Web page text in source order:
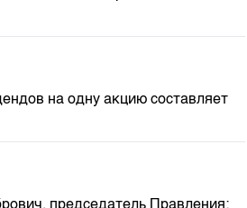
на одну акцию составляет
председатель Правления;